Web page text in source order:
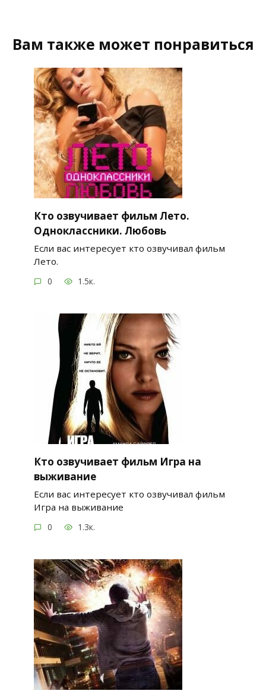
Вам также может понравиться
Кто озвучивает фильм Лето.
Одноклассники. Любовь
Если вас интересует кто озвучивал фильм
Лето.
0 1.5к.
Кто озвучивает фильм Игра на
выживание
Если вас интересует кто озвучивал фильм
Игра на выживание
0 1.3к.